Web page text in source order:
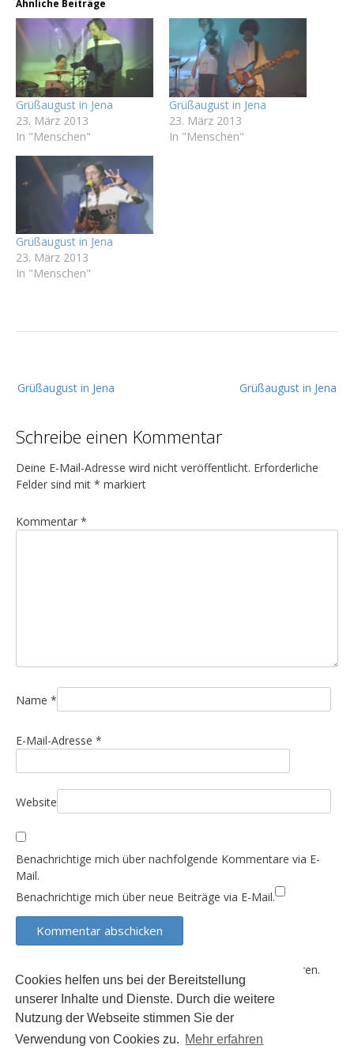
Cookies helfen uns bei der Bereitstellung
unserer Inhalte und Dienste. Durch die weitere
Nutzung der Webseite stimmen Sie der
Verwendung von Cookies zu. Mehr erfahren
Ähnliche Beiträge
Grüßaugust in Jena
23. März 2013
In "Menschen"
Grüßaugust in Jena
23. März 2013
In "Menschen"
Grüßaugust in Jena
23. März 2013
In "Menschen"
e
t
r
a
s
a
i
o
n
Grüßaugust in Jena
Grüßaugust in Jena
Schreibe einen Kommentar
Deine E-Mail-Adresse wird nicht veröffentlicht. Erforderliche
Felder sind mit * markiert
Kommentar *
Name *
E-Mail-Adresse *
Website
Benachrichtige mich über nachfolgende Kommentare via E-
Mail.
Benachrichtige mich über neue Beiträge via E-Mail.
Diese Website verwendet Akismet, um Spam zu reduzieren.
Erfahre, wie deine Kommentardaten verarbeitet werden.